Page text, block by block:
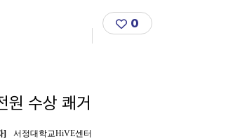
0
원 수상 쾌거
] 서정대학교HiVE센터